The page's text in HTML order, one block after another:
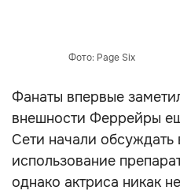
Фото: Page Six
Фанаты впервые
внешности Феррейры
Сети начали
использование
однако актриса никак